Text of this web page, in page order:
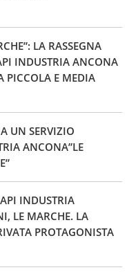
LA RASSEGNA
INDUSTRIA ANCONA
PICCOLA E MEDIA
UN SERVIZIO
ANCONA”LE
INDUSTRIA
LE MARCHE. LA
PROTAGONISTA